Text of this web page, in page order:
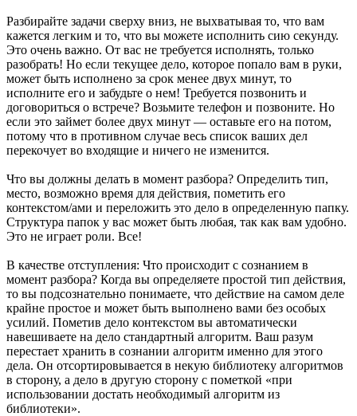
Разбирайте задачи сверху вниз, не выхватывая то, что вам
кажется легким и то, что вы можете исполнить сию секунду.
Это очень важно. От вас не требуется исполнять, только
разобрать! Но если текущее дело, которое попало вам в руки,
может быть исполнено за срок менее двух минут, то
исполните его и забудьте о нем! Требуется позвонить и
договориться о встрече? Возьмите телефон и позвоните. Но
если это займет более двух минут — оставьте его на потом,
потому что в противном случае весь список ваших дел
перекочует во входящие и ничего не изменится.
Что вы должны делать в момент разбора? Определить тип,
место, возможно время для действия, пометить его
контекстом/ами и переложить это дело в определенную папку.
Структура папок у вас может быть любая, так как вам удобно.
Это не играет роли. Все!
В качестве отступления: Что происходит с сознанием в
момент разбора? Когда вы определяете простой тип действия,
то вы подсознательно понимаете, что действие на самом деле
крайне простое и может быть выполнено вами без особых
усилий. Пометив дело контекстом вы автоматически
навешиваете на дело стандартный алгоритм. Ваш разум
перестает хранить в сознании алгоритм именно для этого
дела. Он отсортировывается в некую библиотеку алгоритмов
в сторону, а дело в другую сторону с пометкой «при
использовании достать необходимый алгоритм из
библиотеки».